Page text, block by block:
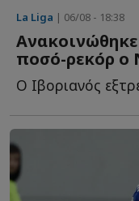
La Liga | 06/08 - 18:38
ποσό-ρεκόρ ο
Ο Ιβοριανός